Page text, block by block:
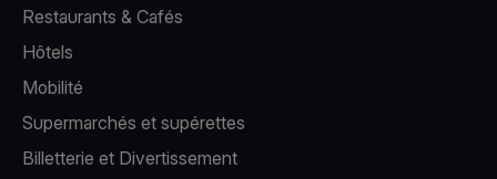
Restaurants & Cafés
Hôtels
Mobilité
Supermarchés et supérettes
Billetterie et Divertissement